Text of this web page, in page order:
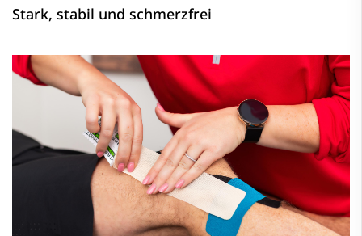
Stark, stabil und schmerzfrei